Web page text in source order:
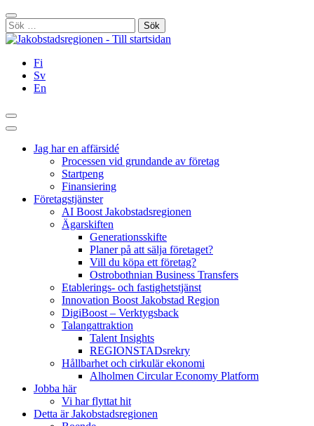
Hoppa
till
innehållet
Stäng
Sök
efter:
Fi
Sv
En
Sök
Huvudmeny
Jag har en affärsidé
Processen vid grundande av företag
Startpeng
Finansiering
Företagstjänster
AI Boost Jakobstadsregionen
Ägarskiften
Generationsskifte
Planer på att sälja företaget?
Vill du köpa ett företag?
Ostrobothnian Business Transfers
Etablerings- och fastighetstjänst
Innovation Boost Jakobstad Region
DigiBoost – Verktygsback
Talangattraktion
Talent Insights
REGIONSTADsrekry
Hållbarhet och cirkulär ekonomi
Alholmen Circular Economy Platform
Jobba här
Vi har flyttat hit
Detta är Jakobstadsregionen